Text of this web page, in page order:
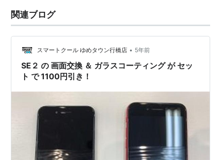
関連ブログ
スマートクール ゆめタウン行橋店 • 5年前
SE２ の 画面交換 ＆ ガラスコーティング が セッ
ト で 1100円引き！